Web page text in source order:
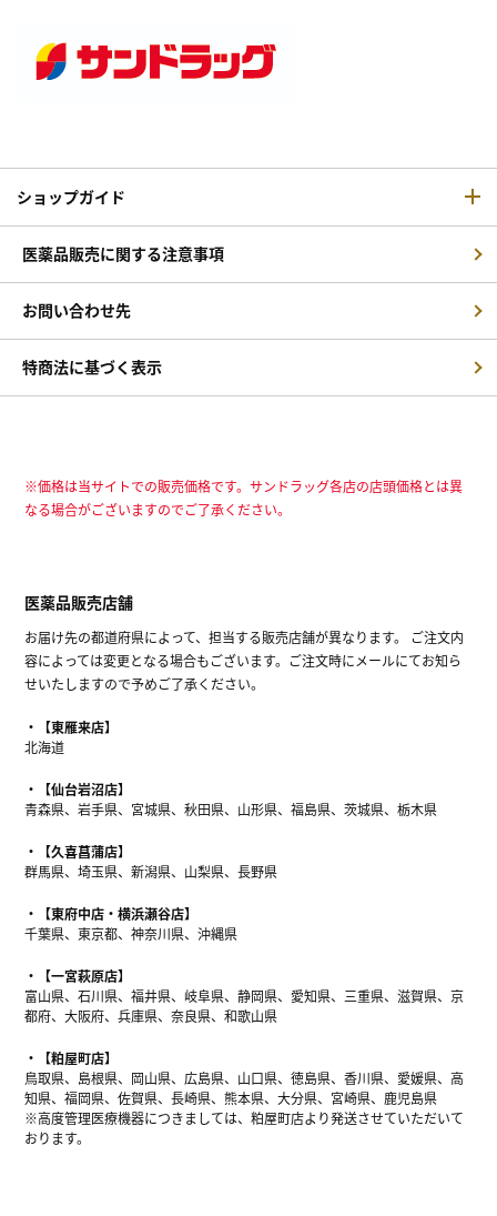
ショップガイド
医薬品販売に関する注意事項
お問い合わせ先
特商法に基づく表示
※価格は当サイトでの販売価格です。サンドラッグ各店の店頭価格とは異
なる場合がございますのでご了承ください。
医薬品販売店舗
お届け先の都道府県によって、担当する販売店舗が異なります。 ご注文内
容によっては変更となる場合もございます。ご注文時にメールにてお知ら
せいたしますので予めご了承ください。
【東雁来店】
北海道
【仙台岩沼店】
青森県、岩手県、宮城県、秋田県、山形県、福島県、茨城県、栃木県
【久喜菖蒲店】
群馬県、埼玉県、新潟県、山梨県、長野県
【東府中店・横浜瀬谷店】
千葉県、東京都、神奈川県、沖縄県
【一宮萩原店】
富山県、石川県、福井県、岐阜県、静岡県、愛知県、三重県、滋賀県、京
都府、大阪府、兵庫県、奈良県、和歌山県
【粕屋町店】
鳥取県、島根県、岡山県、広島県、山口県、徳島県、香川県、愛媛県、高
知県、福岡県、佐賀県、長崎県、熊本県、大分県、宮崎県、鹿児島県
※高度管理医療機器につきましては、粕屋町店より発送させていただいて
おります。